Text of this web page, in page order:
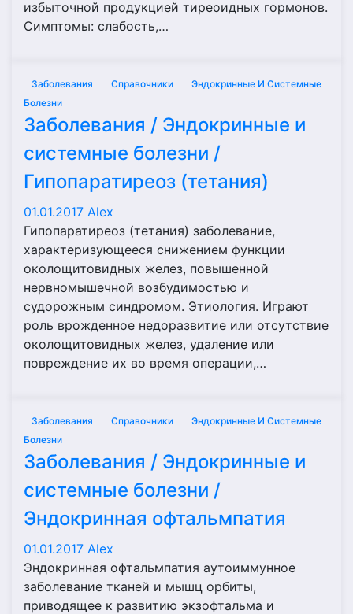
избыточной продукцией тиреоидных гормонов.
Симптомы: слабость,…
Заболевания Справочники
Эндокринные И Системные
Болезни
Заболевания / Эндокринные и
системные болезни /
Гипопаратиреоз (тетания)
01.01.2017 Alex
Гипопаратиреоз (тетания) заболевание,
характеризующееся снижением функции
околощитовидных желез, повышенной
нервномышечной возбудимостью и
судорожным синдромом. Этиология. Играют
роль врожденное недоразвитие или отсутствие
околощитовидных желез, удаление или
повреждение их во время операции,…
Заболевания Справочники
Эндокринные И Системные
Болезни
Заболевания / Эндокринные и
системные болезни /
Эндокринная офтальмпатия
01.01.2017 Alex
Эндокринная офтальмпатия аутоиммунное
заболевание тканей и мышц орбиты,
приводящее к развитию экзофтальма и